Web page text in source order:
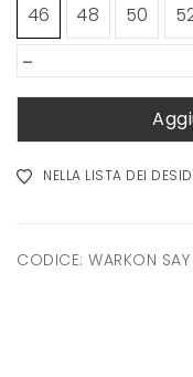
46 48 50
-
NELLA LISTA DEI
CODICE: WARKON